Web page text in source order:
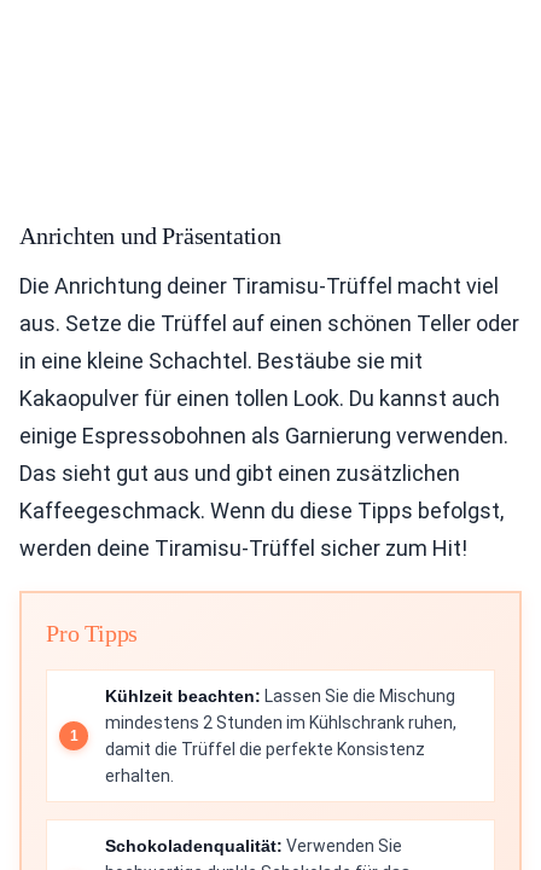
Anrichten und Präsentation
Die Anrichtung deiner Tiramisu-Trüffel macht viel
aus. Setze die Trüffel auf einen schönen Teller oder
in eine kleine Schachtel. Bestäube sie mit
Kakaopulver für einen tollen Look. Du kannst auch
einige Espressobohnen als Garnierung verwenden.
Das sieht gut aus und gibt einen zusätzlichen
Kaffeegeschmack. Wenn du diese Tipps befolgst,
werden deine Tiramisu-Trüffel sicher zum Hit!
Pro Tipps
Kühlzeit beachten: Lassen Sie die Mischung
mindestens 2 Stunden im Kühlschrank ruhen,
damit die Trüffel die perfekte Konsistenz
erhalten.
Schokoladenqualität: Verwenden Sie